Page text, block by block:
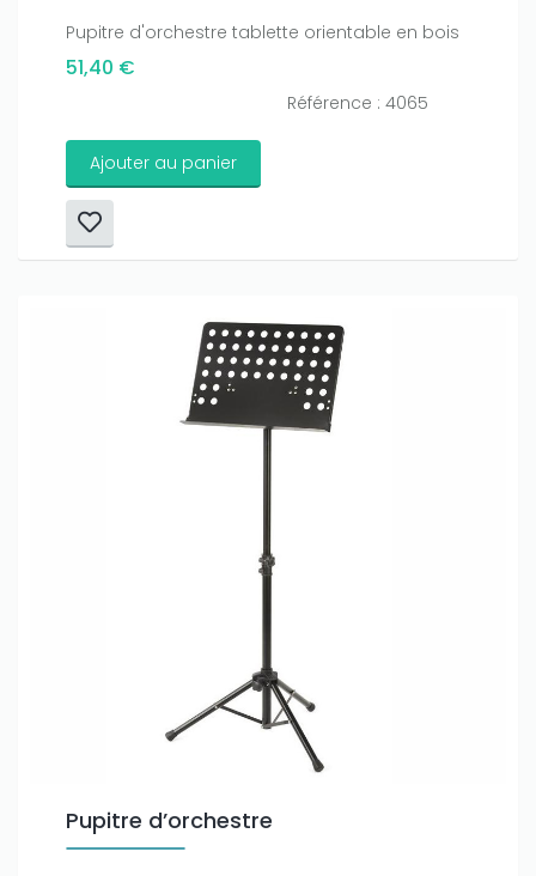
Pupitre d'orchestre tablette orientable en bois
51,40 €
Référence : 4065
Ajouter au panier
Pupitre d’orchestre